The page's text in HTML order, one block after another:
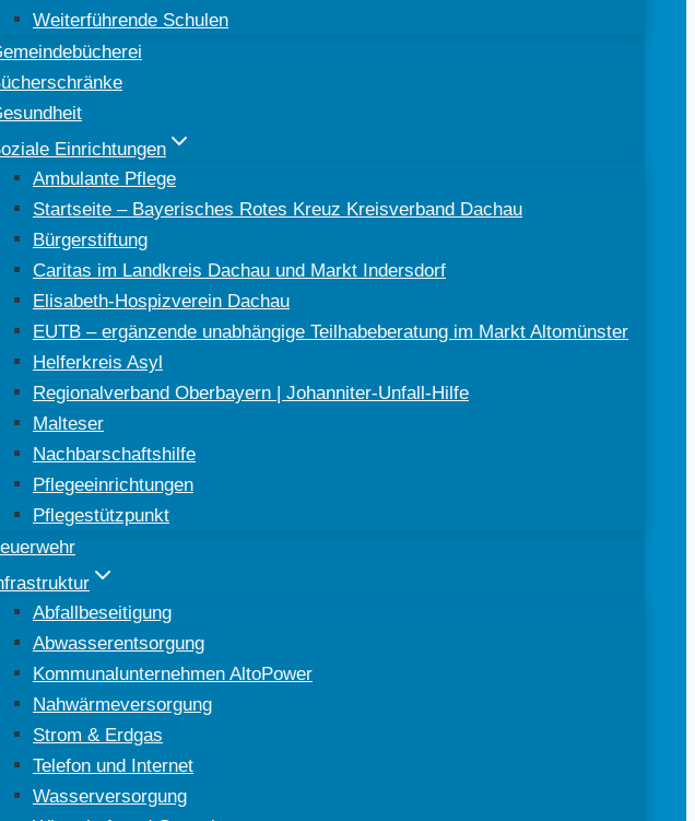
Weiterführende Schulen
Einrichtungen
Ambulante Pflege
Startseite – Bayerisches Rotes Kreuz Kreisverband Dachau
Bürgerstiftung
Caritas im Landkreis Dachau und Markt Indersdorf
Elisabeth-Hospizverein Dachau
EUTB – ergänzende unabhängige Teilhabeberatung im Markt Altomünster
Helferkreis Asyl
Regionalverband Oberbayern | Johanniter-Unfall-Hilfe
Malteser
Nachbarschaftshilfe
Pflegeeinrichtungen
Pflegestützpunkt
Abfallbeseitigung
Abwasserentsorgung
Kommunalunternehmen AltoPower
Nahwärmeversorgung
Strom & Erdgas
Telefon und Internet
Wasserversorgung